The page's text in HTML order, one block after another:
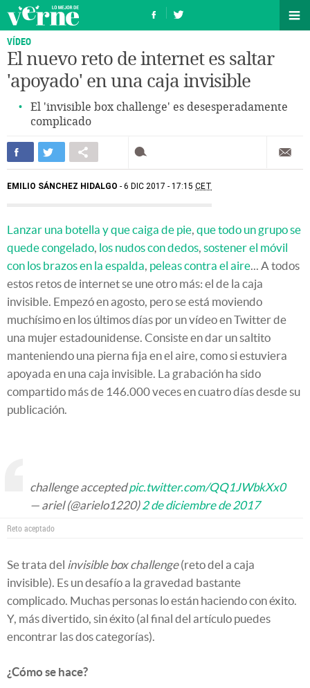
VÍDEO
El nuevo reto de internet es saltar
'apoyado' en una caja invisible
El 'invisible box challenge' es desesperadamente
complicado
EMILIO SÁNCHEZ HIDALGO 6 DIC 2017 - 17:15 CET
Lanzar una botella y que caiga de pie, que todo un grupo se
quede congelado, los nudos con dedos, sostener el móvil
con los brazos en la espalda, peleas contra el aire... A todos
estos retos de internet se une otro más: el de la caja
invisible. Empezó en agosto, pero se está moviendo
muchísimo en los últimos días por un vídeo en Twitter de
una mujer estadounidense. Consiste en dar un saltito
manteniendo una pierna fija en el aire, como si estuviera
apoyada en una caja invisible. La grabación ha sido
compartido más de 146.000 veces en cuatro días desde su
publicación.
challenge acceptedpic.twitter.com/QQ1JWbkXx0
— ariel (@arielo1220)2 de diciembre de 2017
Reto aceptado
Se trata del invisible box challenge(reto del a caja
invisible). Es un desafío a la gravedad bastante
complicado. Muchas personas lo están haciendo con éxito.
Y, más divertido, sin éxito (al final del artículo puedes
encontrar las dos categorías).
¿Cómo se hace?